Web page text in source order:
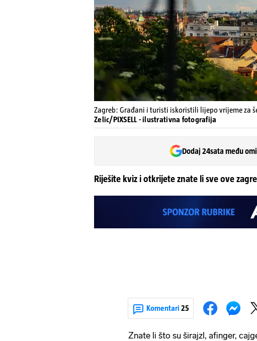
Zagreb: Građani i turisti iskoristili lijepo vrijeme za
Zelic/PIXSELL - ilustrativna fotografija
Dodaj 24sata među
Riješite kviz i otkrijete znate li sve ove
Komentari 25
Znate li što su širajzl, afinger,